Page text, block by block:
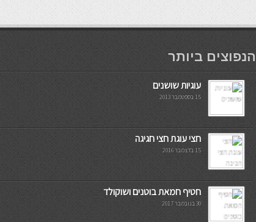
мостбет кг
הנפוצים ביותר
עוגיות שושנים
15 בספטמבר 2013
חצי עוגת חצי חגיגה
15 בדצמבר 2016
חטיף חמאת בוטנים ושוקולד
30 בנובמבר 2017